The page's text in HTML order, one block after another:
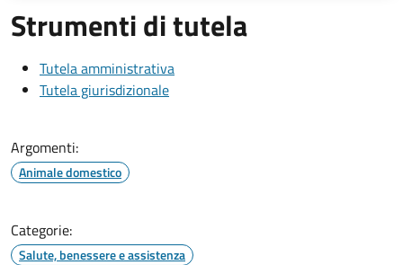
Strumenti di tutela
Tutela amministrativa
Tutela giurisdizionale
Argomenti:
Animale domestico
Categorie:
Salute, benessere e assistenza